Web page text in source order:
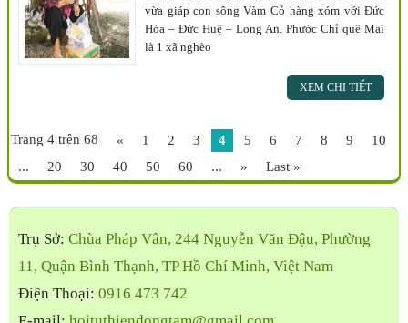
vừa giáp con sông Vàm Cỏ hàng xóm với Đức
Hòa – Đức Huệ – Long An. Phước Chỉ quê Mai
là 1 xã nghèo
XEM CHI TIẾT
Trang 4 trên 68 « 1 2 3 4 5 6 7 8 9
10
...
20 30 40 50 60 ... » Last »
Trụ Sở: Chùa Pháp Vân, 244 Nguyễn Văn Đậu, Phường
11, Quận Bình Thạnh, TP Hồ Chí Minh, Việt Nam
Điện Thoại: 0916 473 742